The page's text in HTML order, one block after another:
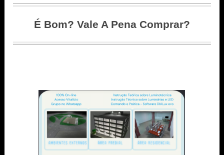
É Bom? Vale A Pena Comprar?